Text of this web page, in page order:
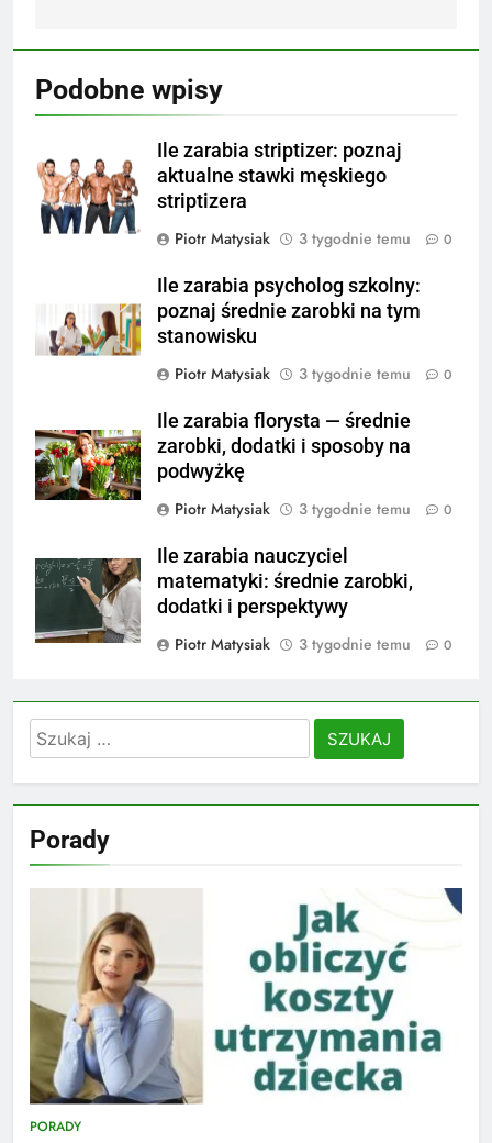
Podobne wpisy
Ile zarabia striptizer: poznaj
aktualne stawki męskiego
striptizera
Piotr Matysiak
3 tygodnie temu 0
Ile zarabia psycholog szkolny:
poznaj średnie zarobki na tym
stanowisku
Piotr Matysiak
3 tygodnie temu 0
Ile zarabia florysta — średnie
zarobki, dodatki i sposoby na
podwyżkę
Piotr Matysiak
3 tygodnie temu 0
Ile zarabia nauczyciel
matematyki: średnie zarobki,
dodatki i perspektywy
Piotr Matysiak
3 tygodnie temu 0
Szukaj:
Porady
PORADY